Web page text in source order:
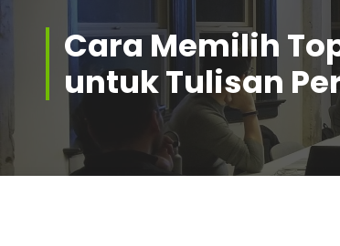
Cara Memilih
untuk Tulisan